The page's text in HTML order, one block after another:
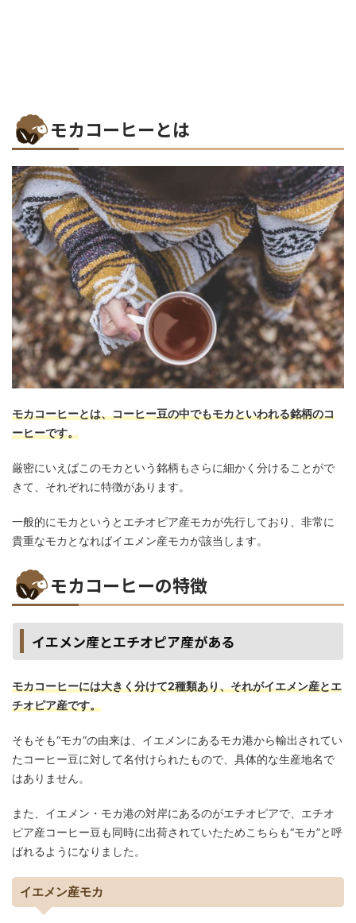
モカコーヒーとは
モカコーヒーとは、コーヒー豆の中でもモカといわれる銘柄のコ
ーヒーです。
厳密にいえばこのモカという銘柄もさらに細かく分けることがで
きて、それぞれに特徴があります。
一般的にモカというとエチオピア産モカが先行しており、非常に
貴重なモカとなればイエメン産モカが該当します。
モカコーヒーの特徴
イエメン産とエチオピア産がある
モカコーヒーには大きく分けて2種類あり、それがイエメン産とエ
チオピア産です。
そもそも“モカ”の由来は、イエメンにあるモカ港から輸出されてい
たコーヒー豆に対して名付けられたもので、具体的な生産地名で
はありません。
また、イエメン・モカ港の対岸にあるのがエチオピアで、エチオ
ピア産コーヒー豆も同時に出荷されていたためこちらも“モカ”と呼
ばれるようになりました。
イエメン産モカ